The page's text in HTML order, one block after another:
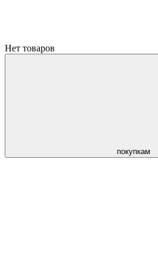
Нет товаров
покупкам